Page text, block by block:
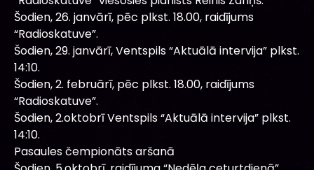
Šodien, 26. janvārī, pēc plkst. 18.00, raidījums
“Radioskatuve”.
Šodien, 29. janvārī, Ventspils “Aktuālā intervija” plkst.
14:10.
Šodien, 2. februārī, pēc plkst. 18.00, raidījums
“Radioskatuve”.
Šodien, 2.oktobrī Ventspils “Aktuālā intervija” plkst.
14:10.
Pasaules čempionāts aršanā